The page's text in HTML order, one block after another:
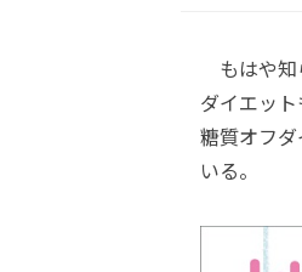
もはや知
ダイエッ
糖質オフ
いる。